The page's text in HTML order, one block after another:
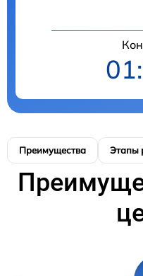
Преимущества Этапы